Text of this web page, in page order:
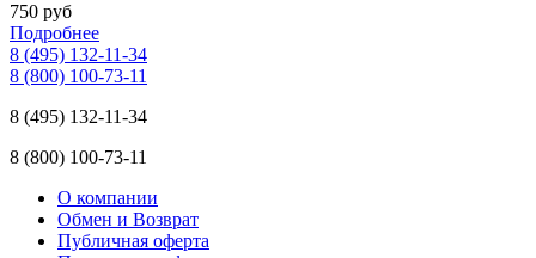
750 руб
Подробнее
8 (495) 132-11-34
8 (800) 100-73-11
8 (495) 132-11-34
8 (800) 100-73-11
О компании
Обмен и Возврат
Публичная оферта